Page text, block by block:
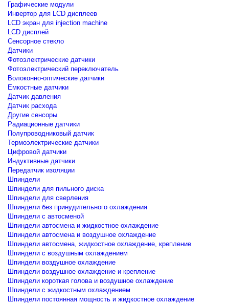
Графические модули
Инвертор для LCD дисплеев
LCD экран для injection machine
LCD дисплей
Сенсорное стекло
Датчики
Фотоэлектрические датчики
Фотоэлектрический переключатель
Волоконно-оптические датчики
Емкостные датчики
Датчик давления
Датчик расхода
Другие сенсоры
Радиационные датчики
Полупроводниковый датчик
Термоэлектрические датчики
Цифровой датчики
Индуктивные датчики
Передатчик изоляции
Шпиндели
Шпиндели для пильного диска
Шпиндели для сверления
Шпиндели без принудительного охлаждения
Шпиндели с автосменой
Шпиндели автосмена и жидкостное охлаждение
Шпиндели автосмена и воздушное охлаждение
Шпиндели автосмена, жидкостное охлаждение, крепление
Шпиндели с воздушным охлаждением
Шпиндели воздушное охлаждение
Шпиндели воздушное охлаждение и крепление
Шпиндели короткая голова и воздушное охлаждение
Шпиндели с жидкостным охлаждением
Шпиндели постоянная мощность и жидкостное охлаждение